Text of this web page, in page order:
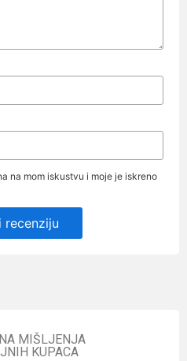
na mom iskustvu i moje je iskreno
recenziju
MIŠLJENJA
KUPACA